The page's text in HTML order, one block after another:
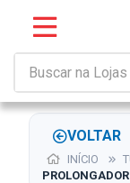
VOLTAR
INÍCIO